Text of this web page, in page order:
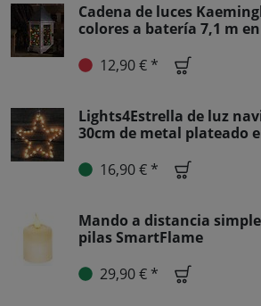
Cadena de luces
colores a batería 7,1 m
12,90 € *
Lights4Estrella de luz
30cm de metal plateado
16,90 € *
Mando a distancia
pilas SmartFlame
29,90 € *